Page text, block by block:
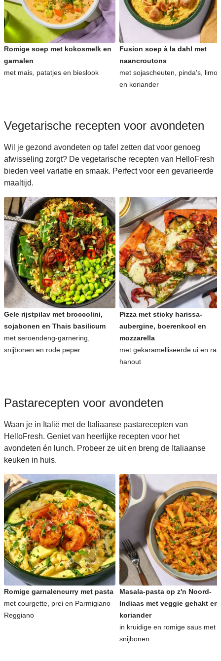
Romige soep met kokosmelk en
garnalen
met mais, patatjes en bieslook
Fusion soep à la dahl met
naancroutons
met sojascheuten, pinda's,
en koriander
Vegetarische recepten voor avondeten
Wil je gezond avondeten op tafel zetten dat voor genoeg
afwisseling zorgt? De vegetarische recepten van HelloFresh
bieden veel variatie en smaak. Perfect voor een gevarieerde
maaltijd.
Gele rijstpilav met broccolini,
sojabonen en Thais basilicum
met seroendeng-garnering,
snijbonen en rode peper
Pizza met sticky harissa-
aubergine, boerenkool en
mozzarella
met gekaramelliseerde ui en
hanout
Pastarecepten voor avondeten
Waan je in Italië met de Italiaanse pastarecepten van
HelloFresh. Geniet van heerlijke recepten voor het
avondeten én lunch. Probeer ze uit en breng de Italiaanse
keuken in huis.
Romige garnalencurry met pasta
met courgette, prei en Parmigiano
Reggiano
Masala-pasta op z'n Noord-
Indiaas met veggie gehakt en
koriander
in kruidige en romige saus met
snijbonen